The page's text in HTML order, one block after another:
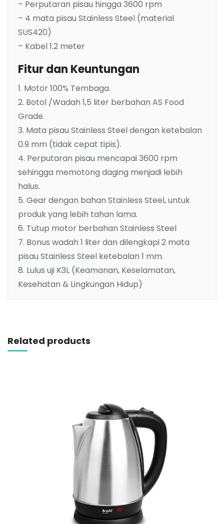
– Perputaran pisau hingga 3600 rpm
– 4 mata pisau Stainless Steel (material
SUS420)
– Kabel 1.2 meter
Fitur dan Keuntungan
1. Motor 100% Tembaga.
2. Botol /Wadah 1,5 liter berbahan AS Food
Grade.
3. Mata pisau Stainless Steel dengan ketebalan
0.9 mm (tidak cepat tipis).
4. Perputaran pisau mencapai 3600 rpm
sehingga memotong daging menjadi lebih
halus.
5. Gear dengan bahan Stainless Steel, untuk
produk yang lebih tahan lama.
6. Tutup motor berbahan Stainless Steel
7. Bonus wadah 1 liter dan dilengkapi 2 mata
pisau Stainless Steel ketebalan 1 mm.
8. Lulus uji K3L (Keamanan, Keselamatan,
Kesehatan & Lingkungan Hidup)
Related products